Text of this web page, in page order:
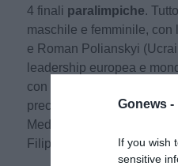
Gonews -
If you wish
sensitive
4 finali paralimpiche.
maschile e femminile, con
e Roman Polianskyi
leadership europea e
con l’oro per gli inglesi
preceduto gli olandesi,
Medaglia pesante
Filippi con i bracci di